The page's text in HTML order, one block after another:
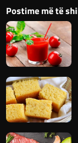
Postime më të